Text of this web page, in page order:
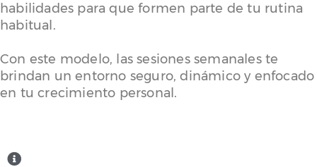
habilidades para que formen parte de tu rutina
habitual.
Con este modelo, las sesiones semanales te
brindan un entorno seguro, dinámico y enfocado
en tu crecimiento personal.